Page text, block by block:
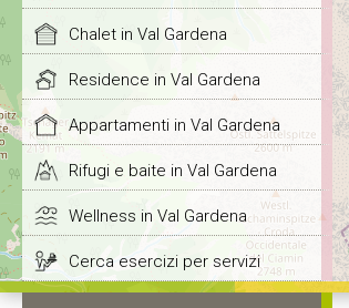
Chalet in Val Gardena
Residence in Val Gardena
Appartamenti in Val Gardena
Rifugi e baite in Val Gardena
Wellness in Val Gardena
Cerca esercizi per servizi